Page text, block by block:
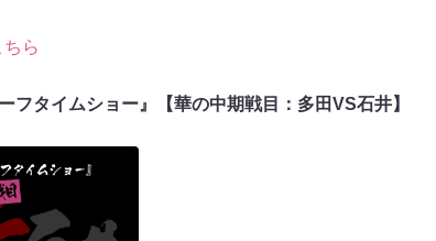
ちら
フタイムショー』【華の中期戦目：多田VS石井】